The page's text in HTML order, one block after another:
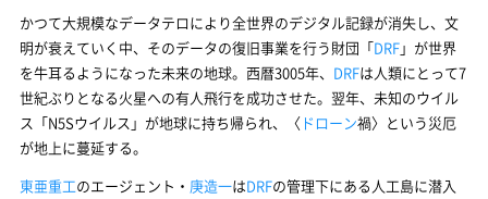
かつて大規模なデータテロにより全世界のデジタル記録が消失し、文
明が衰えていく中、そのデータの復旧事業を行う財団「DRF」が世界
を牛耳るようになった未来の地球。西暦3005年、 DRFは人類にとって7
世紀ぶりとなる火星への有人飛行を成功させた。翌年、未知のウイル
ス「N5Sウイルス」が地球に持ち帰られ、〈 ドローン禍〉という災厄
が地上に蔓延する。
東亜重工のエージェント・ 庚造一はDRFの管理下にある人工島に潜入